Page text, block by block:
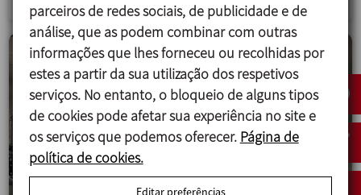
parceiros de redes sociais, de publicidade e de
análise, que as podem combinar com outras
informações que lhes forneceu ou recolhidas por
estes a partir da sua utilização dos respetivos
serviços. No entanto, o bloqueio de alguns tipos
de cookies pode afetar sua experiência no site e
os serviços que podemos oferecer. Página de
política de cookies.
Editar preferências